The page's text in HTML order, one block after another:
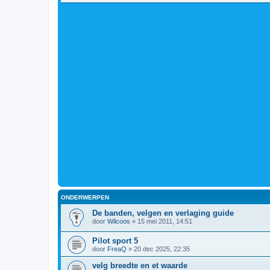
ONDERWERPEN
De banden, velgen en verlaging guide
door Wilcoos » 15 mei 2011, 14:51
Pilot sport 5
door FreaQ » 20 dec 2025, 22:35
velg breedte en et waarde